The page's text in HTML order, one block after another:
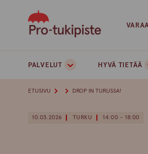
PALVELUT HYVÄ TIETÄÄ
ETUSIVU DROP IN TURUSSA!
10.03.2026 TURKU 14:00 - 18:00